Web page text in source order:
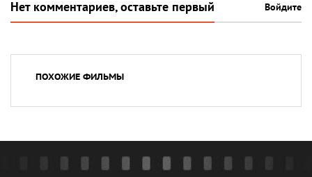
Нет комментариев, оставьте первый Войдите
ПОХОЖИЕ ФИЛЬМЫ